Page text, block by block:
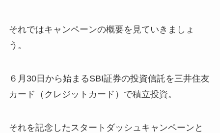
それではキャンペーンの概要を見ていきましょ
う。
６月30日から始まるSBI証券の投資信託を三井住友
カード（クレジットカード）で積立投資。
それを記念したスタートダッシュキャンペーンと